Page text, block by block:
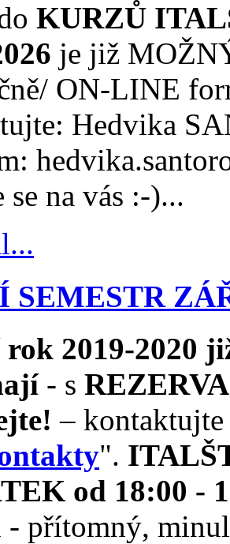
KURZŮ
je již
ON-LINE
Hedvika
se na vás :-)...
SEMESTR
rok 2019-2020
- s
–
".
od 18:00 -
- přítomný,